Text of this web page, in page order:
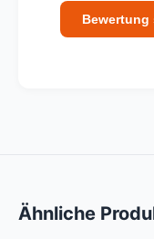
Bewertung
Ähnliche